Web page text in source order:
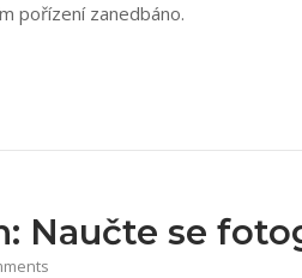
pořízení zanedbáno.
Naučte se